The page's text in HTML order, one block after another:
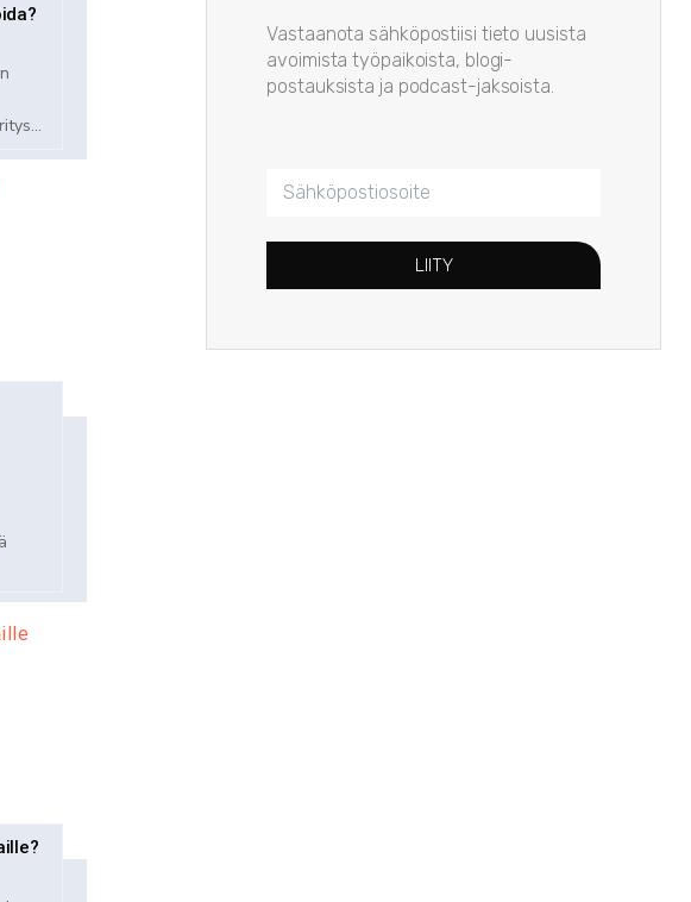
Vastaanota sähköpostiisi tieto uusista
avoimista työpaikoista, blogi-
postauksista ja podcast-jaksoista.
LIITY